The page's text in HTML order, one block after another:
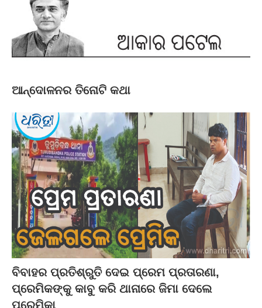
ଆନ୍ଦୋଳନର ତିନୋଟି କଥା
ବିବାହର ପ୍ରତିଶ୍ରୁତି ଦେଇ ପ୍ରେମ ପ୍ରତାରଣା,
ପ୍ରେମିକଙ୍କୁ କାବୁ କରି ଥାନାରେ ଜିମା ଦେଲେ
ପ୍ରେମିକା